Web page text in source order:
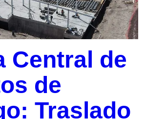
Central de
de
Traslado